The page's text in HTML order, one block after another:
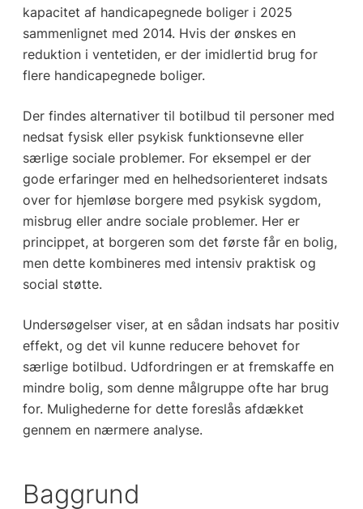
kapacitet af handicapegnede boliger i 2025
sammenlignet med 2014. Hvis der ønskes en
reduktion i ventetiden, er der imidlertid brug for
flere handicapegnede boliger.
Der findes alternativer til botilbud til personer med
nedsat fysisk eller psykisk funktionsevne eller
særlige sociale problemer. For eksempel er der
gode erfaringer med en helhedsorienteret indsats
over for hjemløse borgere med psykisk sygdom,
misbrug eller andre sociale problemer. Her er
princippet, at borgeren som det første får en bolig,
men dette kombineres med intensiv praktisk og
social støtte.
Undersøgelser viser, at en sådan indsats har positiv
effekt, og det vil kunne reducere behovet for
særlige botilbud. Udfordringen er at fremskaffe en
mindre bolig, som denne målgruppe ofte har brug
for. Mulighederne for dette foreslås afdækket
gennem en nærmere analyse.
Baggrund